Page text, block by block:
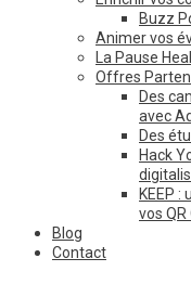
Buzz
Animer vos
La Pause
Offres
Des
avec
Des
Hack
KEEP
vos QR
Blog
Contact